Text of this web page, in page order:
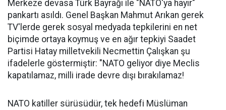
Merkeze devasa Türk Bayrağı ile "NATO'ya hayır"
pankartı asıldı. Genel Başkan Mahmut Arıkan gerek
TV'lerde gerek sosyal medyada tepkilerini en net
biçimde ortaya koymuş ve en ağır tepkiyi Saadet
Partisi Hatay milletvekili Necmettin Çalışkan şu
ifadelerle göstermiştir: "NATO geliyor diye Meclis
kapatılamaz, milli irade devre dışı bırakılamaz!
NATO katiller sürüsüdür, tek hedefi Müslüman